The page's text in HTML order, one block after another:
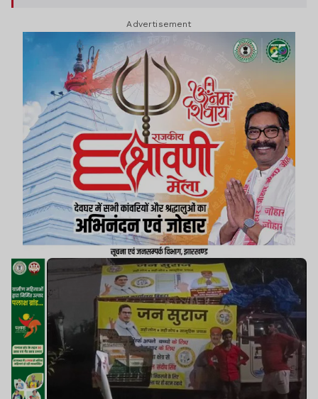
Advertisement